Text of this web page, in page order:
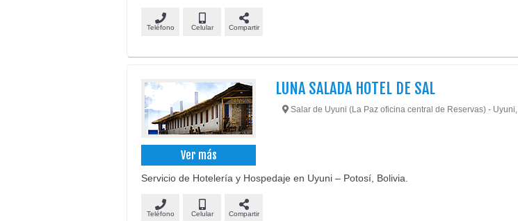
Teléfono Celular Compartir
Ver más
LUNA SALADA HOTEL DE SAL
Salar de Uyuni (La Paz oficina central de Reservas) - Uyuni,
Servicio de Hotelería y Hospedaje en Uyuni – Potosí, Bolivia.
Teléfono Celular Compartir